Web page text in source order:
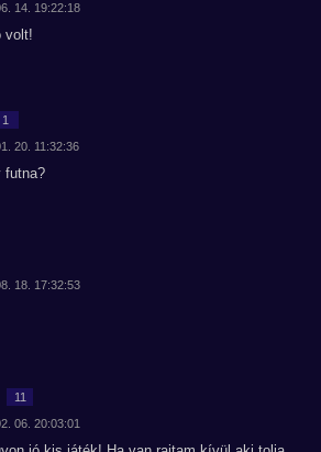
14. 19:22:18
volt!
1
20. 11:32:36
futna?
18. 17:32:53
11
06. 20:03:01